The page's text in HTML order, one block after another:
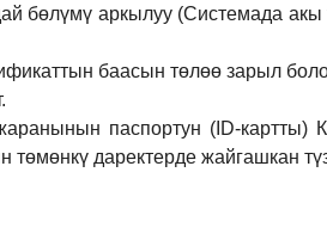
бөлүмү аркылуу (Системада акы
баасын төлөө зарыл
паспортун (ID-картты)
даректерде жайгашкан